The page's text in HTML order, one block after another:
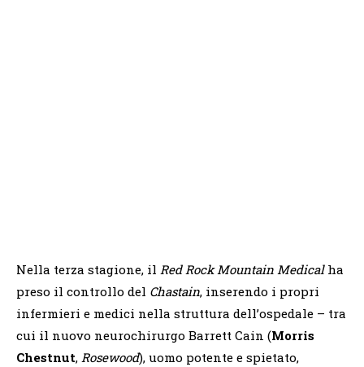
Nella terza stagione, il Red Rock Mountain Medicalha
preso il controllo del Chastain, inserendo i propri
infermieri e medici nella struttura dell’ospedale – tra
cui il nuovo neurochirurgo Barrett Cain (Morris
Chestnut, Rosewood), uomo potente e spietato,